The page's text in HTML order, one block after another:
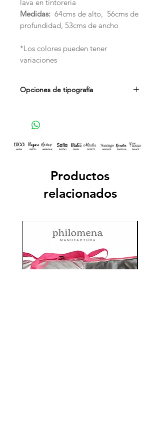
lava en tintorería
Medidas: 64cms de alto, 56cms de
profundidad, 53cms de ancho
*Los colores pueden tener
variaciones
Opciones de tipografía
Productos
relacionados